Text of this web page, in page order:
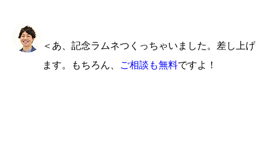
＜あ、 記念ラムネつくっちゃいました。差し上げ
ます。もちろん、 ご相談も無料ですよ！